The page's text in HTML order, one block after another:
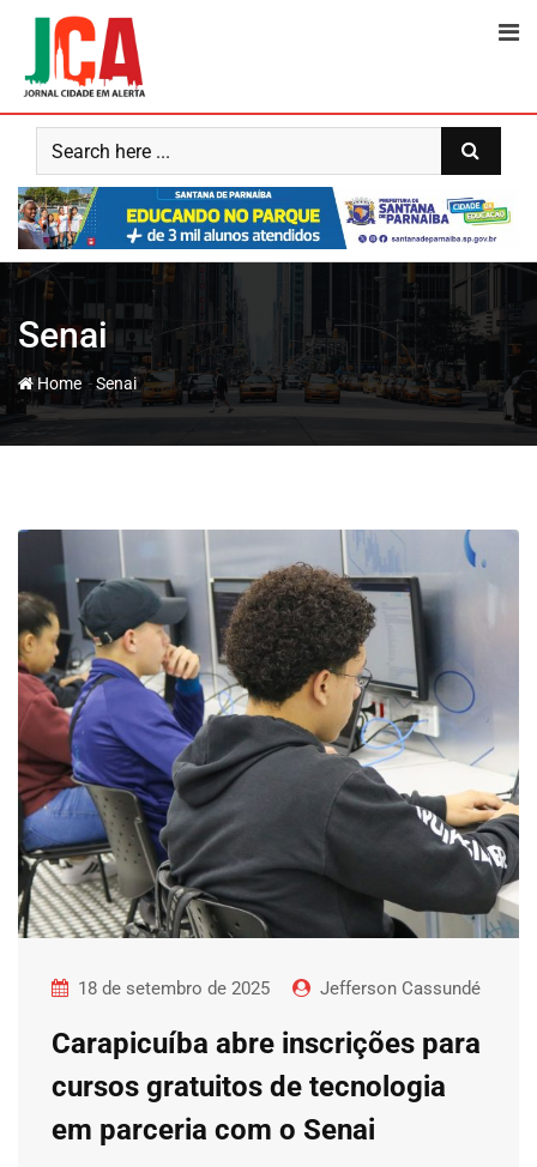
content
Senai
Home-Senai
18 de setembro de 2025 Jefferson Cassundé
Carapicuíba abre inscrições para
cursos gratuitos de tecnologia
em parceria com o Senai